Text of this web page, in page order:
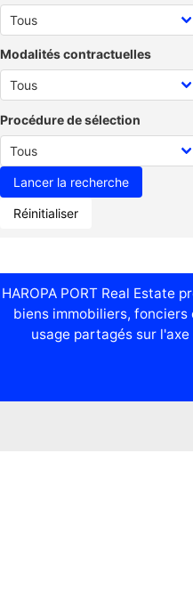
Modalités contractuelles
Procédure de sélection
Réinitialiser
HAROPA PORT Real Estate
biens immobiliers, fonciers
usage partagés sur l'axe